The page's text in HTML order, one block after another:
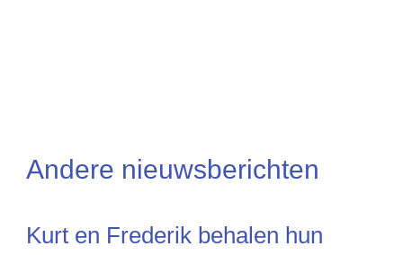
Andere nieuwsberichten
Kurt en Frederik behalen hun